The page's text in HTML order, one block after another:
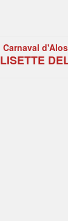
Carnaval
LISETTE